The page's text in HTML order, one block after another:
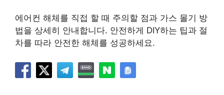
에어컨 해체를 직접 할 때 주의할 점과 가스 몰기 방
법을 상세히 안내합니다. 안전하게 DIY하는 팁과 절
차를 따라 안전한 해체를 성공하세요.